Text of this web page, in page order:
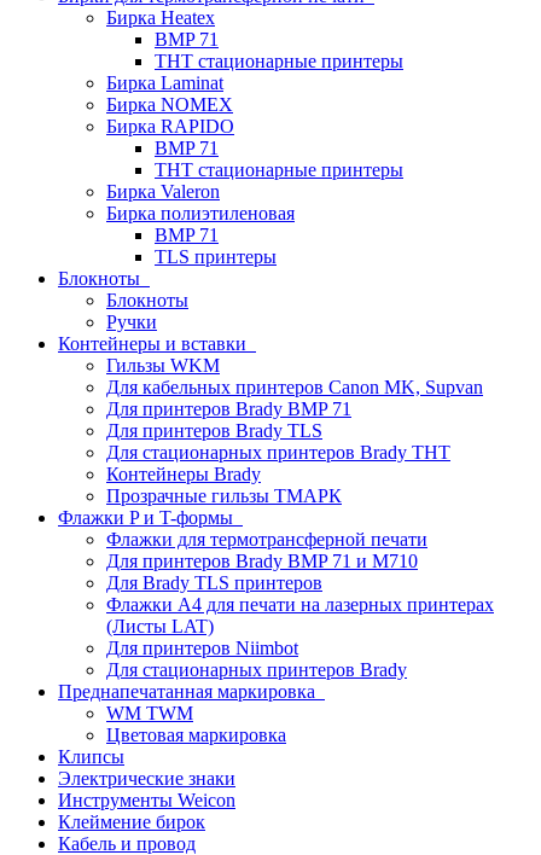
Бирка Heatex
BMP 71
THT стационарные принтеры
Бирка Laminat
Бирка NOMEX
Бирка RAPIDO
BMP 71
THT стационарные принтеры
Бирка Valeron
Бирка полиэтиленовая
BMP 71
TLS принтеры
Блокноты
Блокноты
Ручки
Контейнеры и вставки
Гильзы WKM
Для кабельных принтеров Canon MK, Supvan
Для принтеров Brady BMP 71
Для принтеров Brady TLS
Для стационарных принтеров Brady THT
Контейнеры Brady
Прозрачные гильзы ТМАРК
Флажки P и T-формы
Флажки для термотрансферной печати
Для принтеров Brady BMP 71 и M710
Для Brady TLS принтеров
Флажки A4 для печати на лазерных принтерах
(Листы LAT)
Для принтеров Niimbot
Для стационарных принтеров Brady
Преднапечатанная маркировка
WM TWM
Цветовая маркировка
Клипсы
Электрические знаки
Инструменты Weicon
Клеймение бирок
Кабель и провод